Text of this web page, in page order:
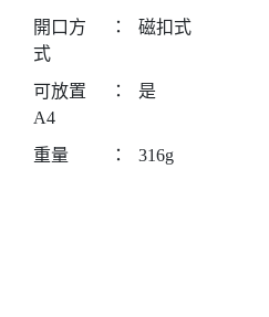
開口方
式
： 磁扣式
可放置
A4
： 是
重量 ： 316g